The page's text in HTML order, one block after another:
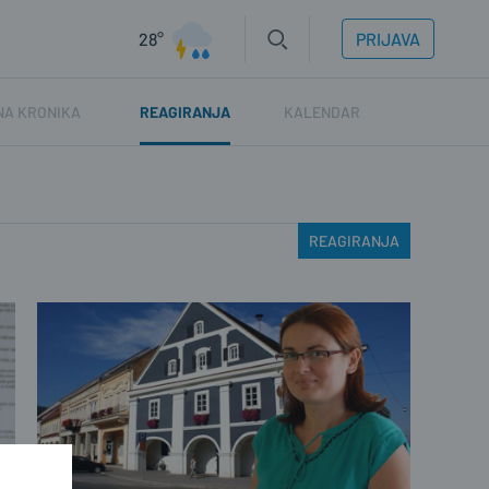
28° PRIJAVA
KRONIKA REAGIRANJA KALENDAR
REAGIRANJA